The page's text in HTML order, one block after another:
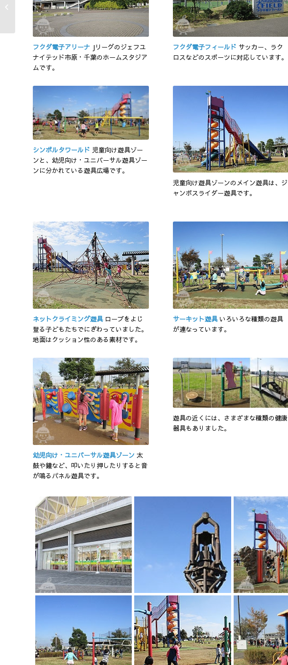
フクダ電子アリーナ Jリーグのジェフユ
ナイテッド市原・千葉のホームスタジア
ムです。
フクダ電子フィールド サッカー、ラク
ロスなどのスポーツに対応しています。
シンボルタワールド 児童向け遊具ゾー
ンと、幼児向け・ユニバーサル遊具ゾー
ンに分かれている遊具広場です。
児童向け遊具ゾーンのメイン遊具は、ジ
ャンボスライダー遊具です。
ネットクライミング遊具ロープをよじ
登る子どもたちでにぎわっていました。
地面はクッション性のある素材です。
サーキット遊具いろいろな種類の遊具
が連なっています。
幼児向け・ユニバーサル遊具ゾーン 太
鼓や鐘など、叩いたり押したりすると音
が鳴るパネル遊具です。
遊具の近くには、さまざまな種類の健康
器具もありました。
Yumenomori Park